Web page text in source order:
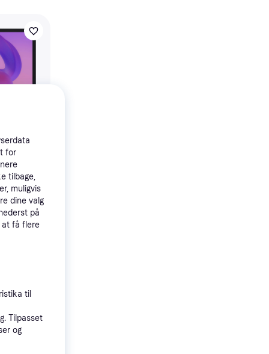
Tablet
11
128
for
tilbage,
muligvis
dine valg
på
at få flere
til
Tilpasset
og